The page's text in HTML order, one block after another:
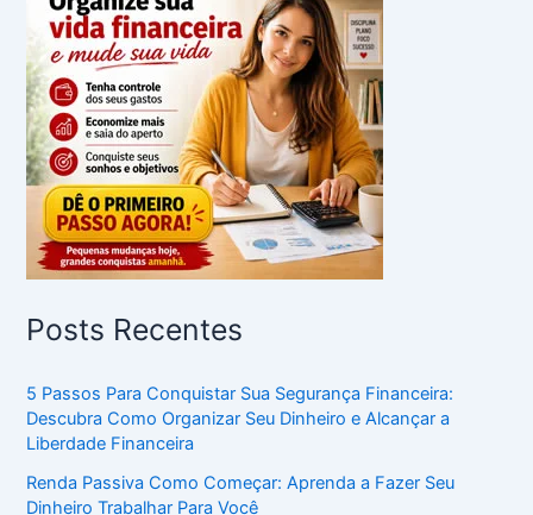
Posts Recentes
5 Passos Para Conquistar Sua Segurança Financeira:
Descubra Como Organizar Seu Dinheiro e Alcançar a
Liberdade Financeira
Renda Passiva Como Começar: Aprenda a Fazer Seu
Dinheiro Trabalhar Para Você